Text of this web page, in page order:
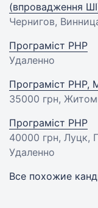
(впровадження
Чернигов,
Програміст PHP
Удаленно
Програміст PHP,
35000 грн,
Програміст PHP
40000 грн, Луцк,
Удаленно
Все похожие